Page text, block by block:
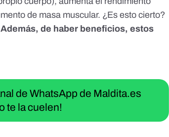
de masa muscular. ¿Es esto cierto?
de haber beneficios, estos
de WhatsApp de Maldita.es
te la cuelen!